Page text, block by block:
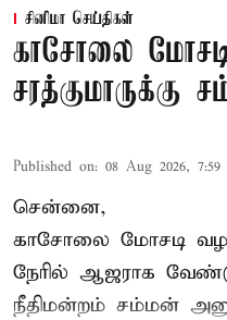
சினிமா செய்திகள்
காசோலை
சரத்குமாருக்கு
Published on: 08 Aug 2026, 7:59
சென்னை,
காசோலை மோசடி
நேரில் ஆஜராக
நீதிமன்றம் சம்மன்